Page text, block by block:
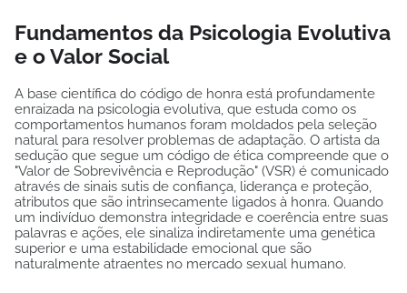
Fundamentos da Psicologia Evolutiva
e o Valor Social
A base científica do código de honra está profundamente
enraizada na psicologia evolutiva, que estuda como os
comportamentos humanos foram moldados pela seleção
natural para resolver problemas de adaptação. O artista da
sedução que segue um código de ética compreende que o
"Valor de Sobrevivência e Reprodução" (VSR) é comunicado
através de sinais sutis de confiança, liderança e proteção,
atributos que são intrinsecamente ligados à honra. Quando
um indivíduo demonstra integridade e coerência entre suas
palavras e ações, ele sinaliza indiretamente uma genética
superior e uma estabilidade emocional que são
naturalmente atraentes no mercado sexual humano.